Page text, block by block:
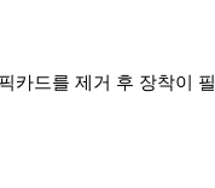
드를 제거 후 장착이